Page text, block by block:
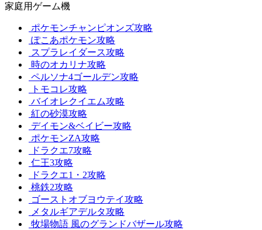
家庭用ゲーム機
ポケモンチャンピオンズ攻略
ぽこあポケモン攻略
スプラレイダース攻略
時のオカリナ攻略
ペルソナ4ゴールデン攻略
トモコレ攻略
バイオレクイエム攻略
紅の砂漠攻略
デイモン&ベイビー攻略
ポケモンZA攻略
ドラクエ7攻略
仁王3攻略
ドラクエ1・2攻略
桃鉄2攻略
ゴーストオブヨウテイ攻略
メタルギアデルタ攻略
牧場物語 風のグランドバザール攻略